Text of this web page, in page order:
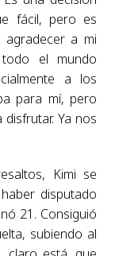
fácil, pero es
agradecer a mi
el mundo
a los
para mí, pero
Ya nos
Kimi se
disputado
21. Consiguió
subiendo al